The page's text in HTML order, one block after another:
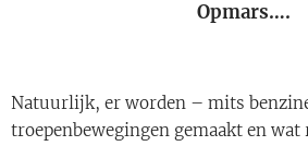
Opmars….
Natuurlijk, er worden – mits
troepenbewegingen gemaakt en wat